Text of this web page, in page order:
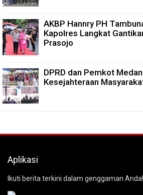
AKBP Hannry PH
Kapolres Langkat
Prasojo
DPRD dan Pemkot
Kesejahteraan
Aplikasi
Ikuti berita terkini dalam genggaman Anda!